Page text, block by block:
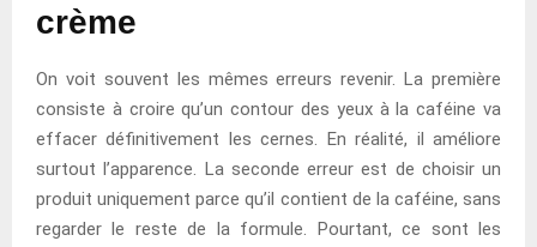
crème
On voit souvent les mêmes erreurs revenir. La première
consiste à croire qu’un contour des yeux à la caféine va
effacer définitivement les cernes. En réalité, il améliore
surtout l’apparence. La seconde erreur est de choisir un
produit uniquement parce qu’il contient de la caféine, sans
regarder le reste de la formule. Pourtant, ce sont les